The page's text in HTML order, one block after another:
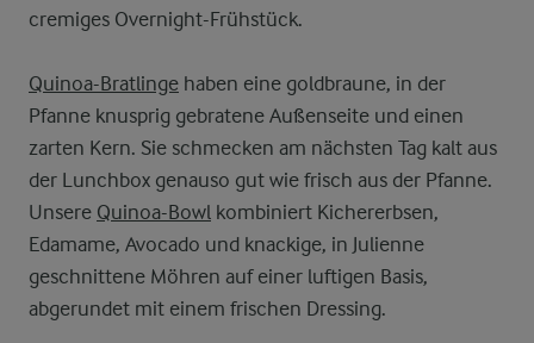
cremiges Overnight-Frühstück.
Quinoa-Bratlinge haben eine goldbraune, in der
Pfanne knusprig gebratene Außenseite und einen
zarten Kern. Sie schmecken am nächsten Tag kalt aus
der Lunchbox genauso gut wie frisch aus der Pfanne.
Unsere Quinoa-Bowl kombiniert Kichererbsen,
Edamame, Avocado und knackige, in Julienne
geschnittene Möhren auf einer luftigen Basis,
abgerundet mit einem frischen Dressing.